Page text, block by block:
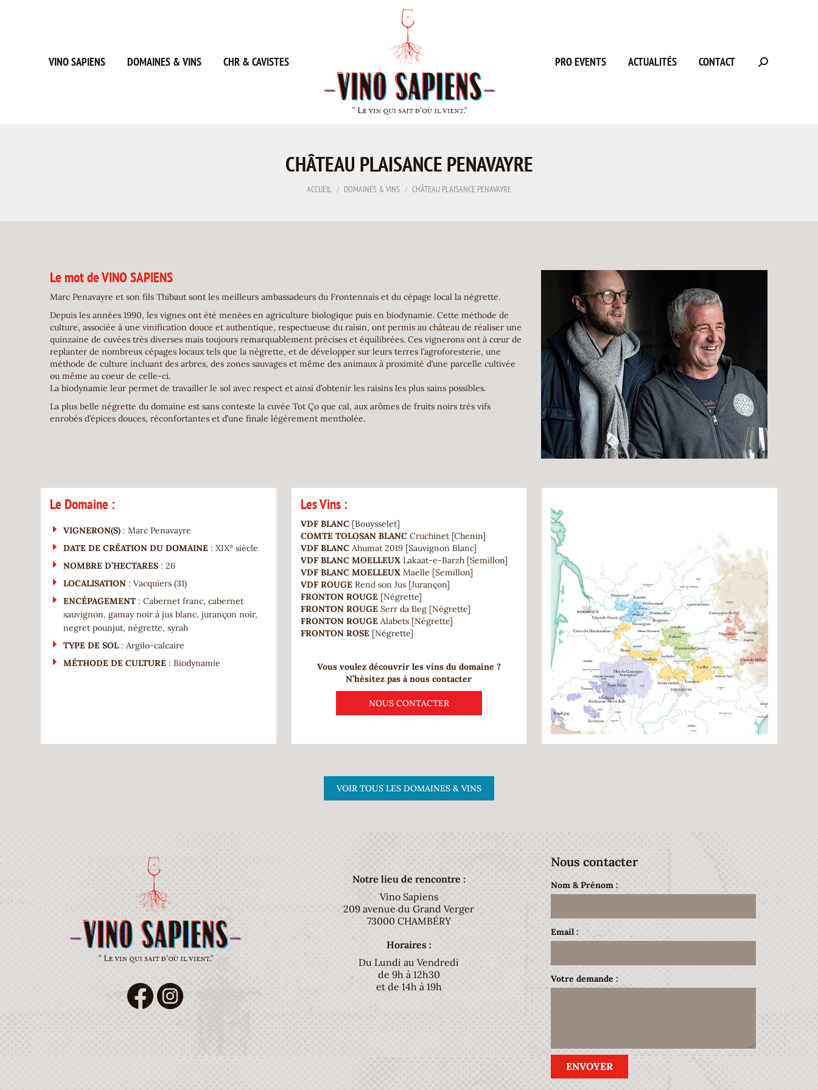
VINO SAPIENS DOMAINES & VINS CHR & CAVISTES PRO EVENTS ACTUALITÉS CONTACT
Recherche
CHÂTEAU PLAISANCE PENAVAYRE
ACCUEIL DOMAINES & VINS CHÂTEAU PLAISANCE PENAVAYRE
Le mot de VINO SAPIENS
Marc Penavayre et son fils Thibaut sont les meilleurs ambassadeurs du Frontennais et du cépage local la négrette.
Depuis les années 1990, les vignes ont été menées en agriculture biologique puis en biodynamie. Cette méthode de
culture, associée à une vinification douce et authentique, respectueuse du raisin, ont permis au château de réaliser une
quinzaine de cuvées très diverses mais toujours remarquablement précises et équilibrées. Ces vignerons ont à cœur de
replanter de nombreux cépages locaux tels que la négrette, et de développer sur leurs terres l’agroforesterie, une
méthode de culture incluant des arbres, des zones sauvages et même des animaux à proximité d’une parcelle cultivée
ou même au coeur de celle-ci.
La biodynamie leur permet de travailler le sol avec respect et ainsi d’obtenir les raisins les plus sains possibles.
La plus belle négrette du domaine est sans conteste la cuvée Tot Ço que cal, aux arômes de fruits noirs très vifs
enrobés d’épices douces, réconfortantes et d’une finale légèrement mentholée.
Le Domaine :
VIGNERON(S) : Marc Penavayre
DATE DE CRÉATION DU DOMAINE : XIX° siècle
NOMBRE D’HECTARES : 26
LOCALISATION : Vacquiers (31)
ENCÉPAGEMENT : Cabernet franc, cabernet
sauvignon, gamay noir à jus blanc, jurançon noir,
negret pounjut, négrette, syrah
TYPE DE SOL: Argilo-calcaire
MÉTHODE DE CULTURE : Biodynamie
Les Vins :
VDF BLANC[Bouysselet]
COMTE TOLOSAN BLANCCruchinet [Chenin]
VDF BLANCAhumat 2019 [Sauvignon Blanc]
VDF BLANC MOELLEUX Lakaat-e-Barzh [Semillon]
VDF BLANC MOELLEUX Maelle [Semillon]
VDF ROUGERend son Jus [Jurançon]
FRONTON ROUGE[Négrette]
FRONTON ROUGESerr da Beg [Négrette]
FRONTON ROUGEAlabets [Négrette]
FRONTON ROSE[Négrette]
Vous voulez découvrir les vins du domaine ?
N’hésitez pas à nous contacter
NOUS CONTACTER
VOIR TOUS LES DOMAINES & VINS
Notre lieu de rencontre :
Vino Sapiens
209 avenue du Grand Verger
73000 CHAMBÉRY
Horaires :
Du Lundi au Vendredi
de 9h à 12h30
et de 14h à 19h
Nous contacter
Nom & Prénom :
Email :
Votre demande :
ENVOYER